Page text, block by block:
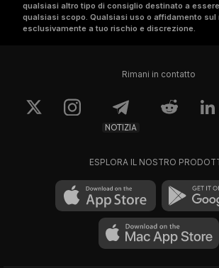
qualsiasi altro tipo di consiglio destinato a
qualsiasi scopo. Qualsiasi uso o affidamento sul
esclusivamente a tuo rischio e discrezione.
Rimani in contatto
NOTIZIA
ESPLORA IL NOSTRO